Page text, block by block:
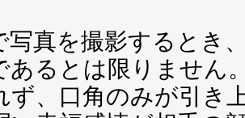
真を撮影するとき
あるとは限りません
ず、口角のみが引き